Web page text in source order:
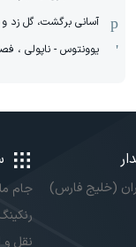
آسانی برگشت، گل زد
یوونتوس - ناپولی ، فصل 2020
(خلیج فارس)
جام
نقل و